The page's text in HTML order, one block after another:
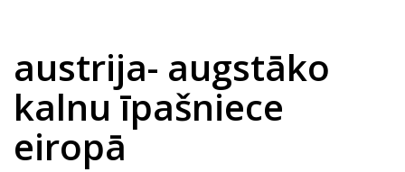
austrija- augstāko
kalnu īpašniece
eiropā